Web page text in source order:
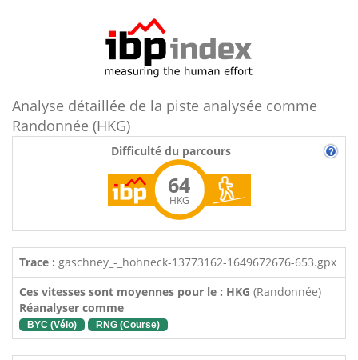
Analyse détaillée de la piste analysée comme
Randonnée (HKG)
Difficulté du parcours
64
HKG
Trace : gaschney_-_hohneck-13773162-1649672676-653.gpx
Ces vitesses sont moyennes pour le : HKG (Randonnée)
Réanalyser comme
BYC (Vélo) RNG (Course)